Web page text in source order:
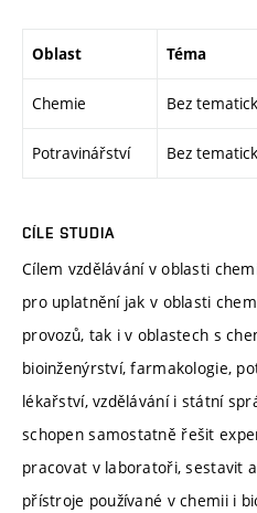
Oblast Téma
Chemie Bez
Potravinářství Bez
CÍLE STUDIA
Cílem vzdělávání v oblasti
pro uplatnění jak v oblasti
provozů, tak i v oblastech s
bioinženýrství, farmakologie,
lékařství, vzdělávání i státní
schopen samostatně řešit
pracovat v laboratoři, sestavit
přístroje používané v chemii i